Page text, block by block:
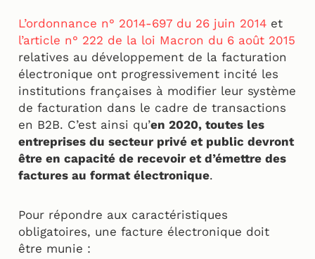
L’ordonnance n° 2014-697 du 26 juin 2014 et
l’article n° 222 de la loi Macron du 6 août 2015
relatives au développement de la facturation
électronique ont progressivement incité les
institutions françaises à modifier leur système
de facturation dans le cadre de transactions
en B2B. C’est ainsi qu’en 2020, toutes les
entreprises du secteur privé et public devront
être en capacité de recevoir et d’émettre des
factures au format électronique.
Pour répondre aux caractéristiques
obligatoires, une facture électronique doit
être munie :